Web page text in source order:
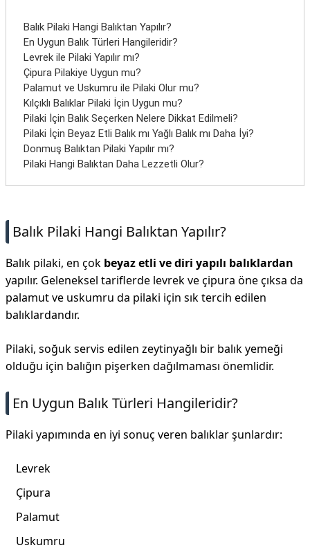
Balık Pilaki Hangi Balıktan Yapılır?
En Uygun Balık Türleri Hangileridir?
Levrek ile Pilaki Yapılır mı?
Çipura Pilakiye Uygun mu?
Palamut ve Uskumru ile Pilaki Olur mu?
Kılçıklı Balıklar Pilaki İçin Uygun mu?
Pilaki İçin Balık Seçerken Nelere Dikkat Edilmeli?
Pilaki İçin Beyaz Etli Balık mı Yağlı Balık mı Daha İyi?
Donmuş Balıktan Pilaki Yapılır mı?
Pilaki Hangi Balıktan Daha Lezzetli Olur?
Balık Pilaki Hangi Balıktan Yapılır?
Balık pilaki, en çok beyaz etli ve diri yapılı balıklardan
yapılır. Geleneksel tariflerde levrek ve çipura öne çıksa da
palamut ve uskumru da pilaki için sık tercih edilen
balıklardandır.
Pilaki, soğuk servis edilen zeytinyağlı bir balık yemeği
olduğu için balığın pişerken dağılmaması önemlidir.
En Uygun Balık Türleri Hangileridir?
Pilaki yapımında en iyi sonuç veren balıklar şunlardır:
Levrek
Çipura
Palamut
Uskumru